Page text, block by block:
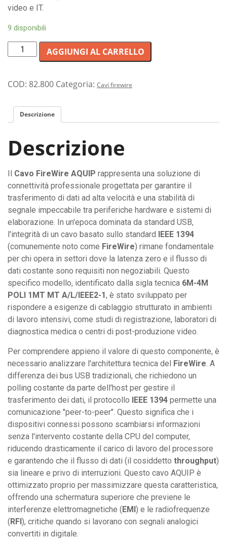
video e IT.
9 disponibili
Cavo
professionale
per
dati
ad
velocità
e
connessione
periferiche
IT
quantità
AGGIUNGI AL CARRELLO
COD: 82.800 Categoria: Cavi firewire
Descrizione
Descrizione
Il Cavo FireWire AQUIP rappresenta una soluzione di
connettività professionale progettata per garantire il
trasferimento di dati ad alta velocità e una stabilità di
segnale impeccabile tra periferiche hardware e sistemi di
elaborazione. In un'epoca dominata da standard USB,
l'integrità di un cavo basato sullo standard IEEE 1394
(comunemente noto come FireWire) rimane fondamentale
per chi opera in settori dove la latenza zero e il flusso di
dati costante sono requisiti non negoziabili. Questo
specifico modello, identificato dalla sigla tecnica 6M-4M
POLI 1MT MT A/L/IEEE2-1, è stato sviluppato per
rispondere a esigenze di cablaggio strutturato in ambienti
di lavoro intensivi, come studi di registrazione, laboratori di
diagnostica medica o centri di post-produzione video.
Per comprendere appieno il valore di questo componente, è
necessario analizzare l'architettura tecnica del FireWire . A
differenza dei bus USB tradizionali, che richiedono un
polling costante da parte dell'host per gestire il
trasferimento dei dati, il protocollo IEEE 1394 permette una
comunicazione "peer-to-peer". Questo significa che i
dispositivi connessi possono scambiarsi informazioni
senza l'intervento costante della CPU del computer,
riducendo drasticamente il carico di lavoro del processore
e garantendo che il flusso di dati (il cosiddetto throughput)
sia lineare e privo di interruzioni. Questo cavo AQUIP è
ottimizzato proprio per massimizzare questa caratteristica,
offrendo una schermatura superiore che previene le
interferenze elettromagnetiche (EMI) e le radiofrequenze
(RFI), critiche quando si lavorano con segnali analogici
convertiti in digitale.